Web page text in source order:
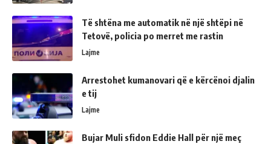
Të shtëna me automatik në një shtëpi në
Tetovë, policia po merret me rastin
Lajme
Arrestohet kumanovari që e kërcënoi djalin
e tij
Lajme
Bujar Muli sfidon Eddie Hall për një meç